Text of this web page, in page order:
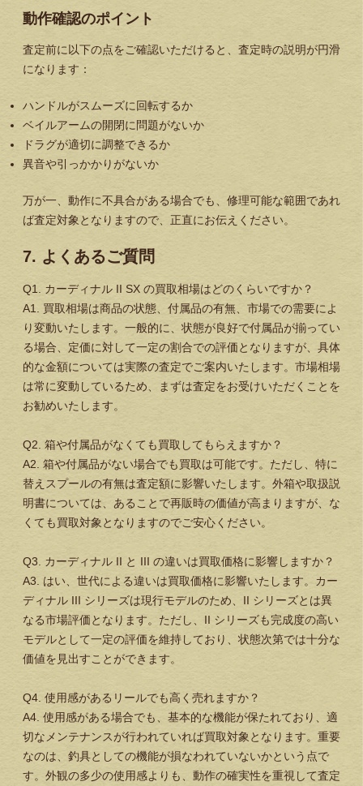
動作確認のポイント
査定前に以下の点をご確認いただけると、査定時の説明が円滑
になります：
ハンドルがスムーズに回転するか
ベイルアームの開閉に問題がないか
ドラグが適切に調整できるか
異音や引っかかりがないか
万が一、動作に不具合がある場合でも、修理可能な範囲であれ
ば査定対象となりますので、正直にお伝えください。
7. よくあるご質問
Q1. カーディナル II SX の買取相場はどのくらいですか？
A1. 買取相場は商品の状態、付属品の有無、市場での需要によ
り変動いたします。一般的に、状態が良好で付属品が揃ってい
る場合、定価に対して一定の割合での評価となりますが、具体
的な金額については実際の査定でご案内いたします。市場相場
は常に変動しているため、まずは査定をお受けいただくことを
お勧めいたします。
Q2. 箱や付属品がなくても買取してもらえますか？
A2. 箱や付属品がない場合でも買取は可能です。ただし、特に
替えスプールの有無は査定額に影響いたします。外箱や取扱説
明書については、あることで再販時の価値が高まりますが、な
くても買取対象となりますのでご安心ください。
Q3. カーディナル II と III の違いは買取価格に影響しますか？
A3. はい、世代による違いは買取価格に影響いたします。カー
ディナル III シリーズは現行モデルのため、II シリーズとは異
なる市場評価となります。ただし、II シリーズも完成度の高い
モデルとして一定の評価を維持しており、状態次第では十分な
価値を見出すことができます。
Q4. 使用感があるリールでも高く売れますか？
A4. 使用感がある場合でも、基本的な機能が保たれており、適
切なメンテナンスが行われていれば買取対象となります。重要
なのは、釣具としての機能が損なわれていないかという点で
す。外観の多少の使用感よりも、動作の確実性を重視して査定